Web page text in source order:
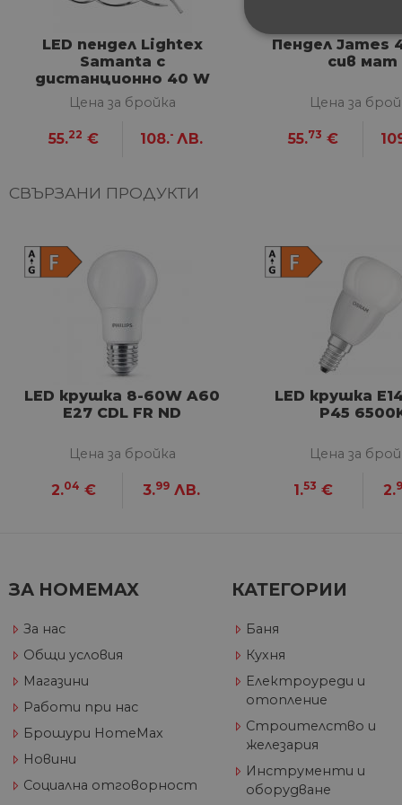
LED пендел Lightex
Samanta с
дистанционно 40 W
Цена за бройка
55.22 € 108.- ЛВ.
Пендел James
сив мат
Цена за
55.73 €
СВЪРЗАНИ ПРОДУКТИ
LED крушка 8-60W A60
E27 CDL FR ND
Цена за бройка
2.04 € 3.99 ЛВ.
LED крушка
P45
Цена за
1.53 € 2.
ЗА HOMEMAX
За нас
Общи условия
Магазини
Работи при нас
Брошури HomeMax
Новини
Социална отговорност
КАТЕГОРИИ
Баня
Кухня
Електроуреди и
отопление
Строителство и
железария
Инструменти и
оборудване
СТРОГО
Име
G_ENABLED_IDPS
_ga_32J9YV418P
Име
VISITOR_INFO1_LIVE
IDE
test_cookie
__Secure-ROLLOUT_TOKEN
Google Privacy